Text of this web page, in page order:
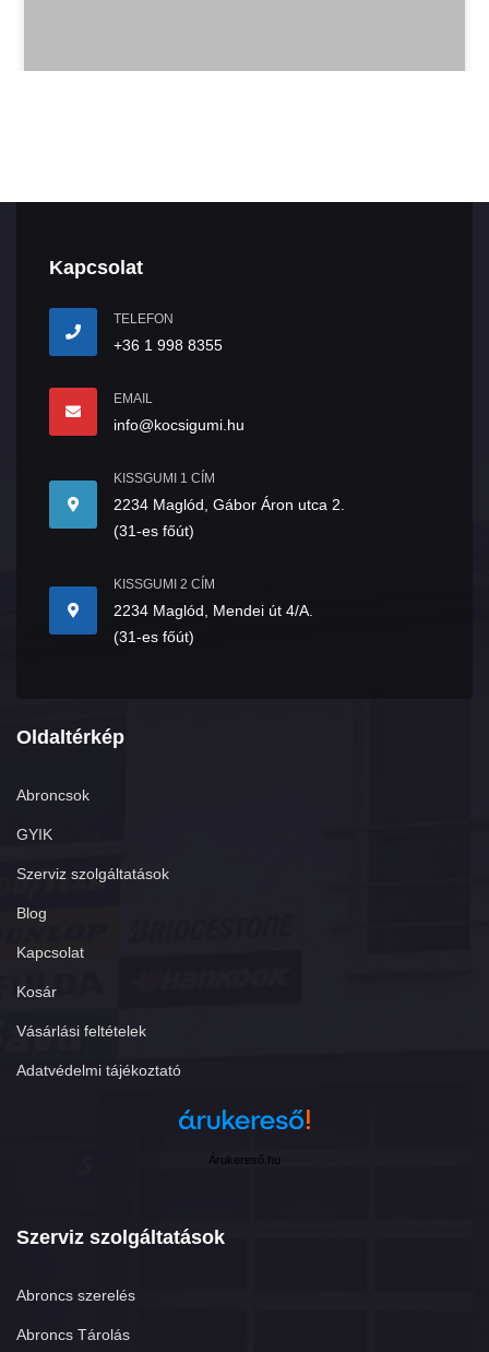
Kapcsolat
TELEFON
+36 1 998 8355
EMAIL
info@kocsigumi.hu
KISSGUMI 1 CÍM
2234 Maglód, Gábor Áron utca 2.
(31-es főút)
KISSGUMI 2 CÍM
2234 Maglód, Mendei út 4/A.
(31-es főút)
Oldaltérkép
Abroncsok
GYIK
Szerviz szolgáltatások
Blog
Kapcsolat
Kosár
Vásárlási feltételek
Adatvédelmi tájékoztató
Árukereső.hu
Szerviz szolgáltatások
Abroncs szerelés
Abroncs Tárolás